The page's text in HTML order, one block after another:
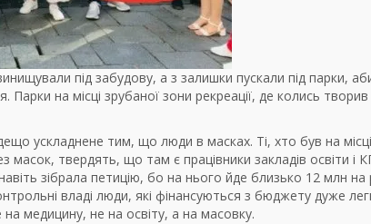
під забудову, а з залишки пускали під парки,
на місці зрубаної зони рекреації, де колись
ускладнене тим, що люди в масках. Ті, хто був на місці
масок, твердять, що там є працівники закладів освіти і
зібрала петицію, бо на нього йде близько 12 млн на
владі люди, які фінансуються з бюджету дуже
медицину, не на освіту, а на масовку.